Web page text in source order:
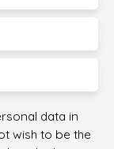
data in
wish to be the